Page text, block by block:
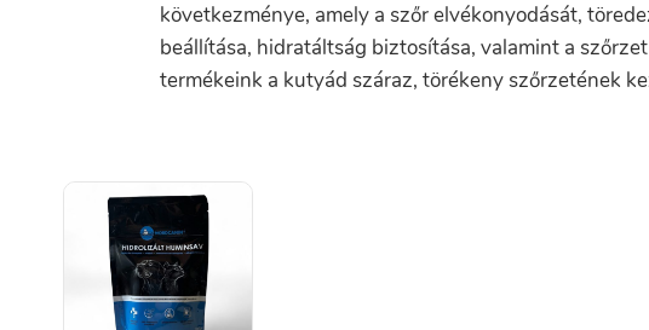
következménye, amely a szőr elvékonyodását,
beállítása, hidratáltság biztosítása, valamint a
termékeink a kutyád száraz, törékeny szőrzetének